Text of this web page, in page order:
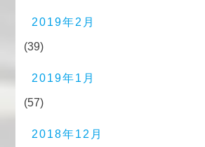
2019年2月
(39)
2019年1月
(57)
2018年12月